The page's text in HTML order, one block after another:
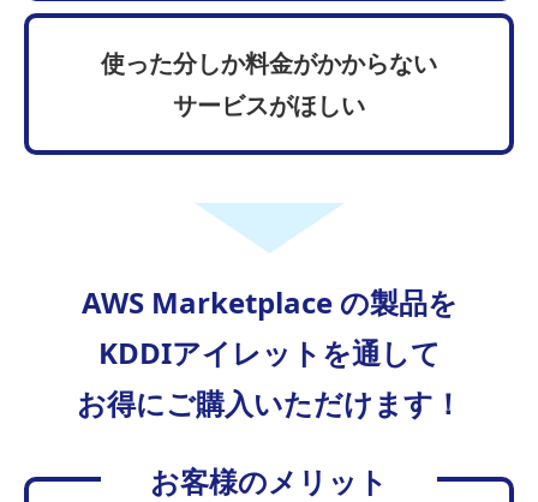
使った分しか料金がかからない
サービスがほしい
AWS Marketplace の製品を
KDDIアイレットを通して
お得にご購入いただけます！
お客様のメリット